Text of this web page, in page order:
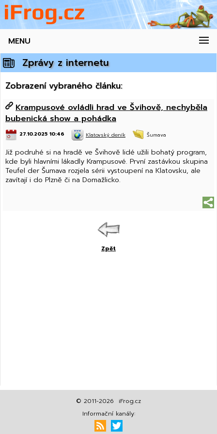
MENU
Zprávy z internetu
Zobrazení vybraného článku:
Krampusové ovládli hrad ve Švihově, nechyběla
bubenická show a pohádka
27.10.2025 10:46 Klatovský deník Šumava
Již podruhé si na hradě ve Švihově lidé užili bohatý program,
kde byli hlavními lákadly Krampusové. První zastávkou skupina
Teufel der Šumava rozjela sérii vystoupení na Klatovsku, ale
zavítají i do Plzně či na Domažlicko.
Zpět
© 2011-2026 iFrog.cz
Informační kanály: